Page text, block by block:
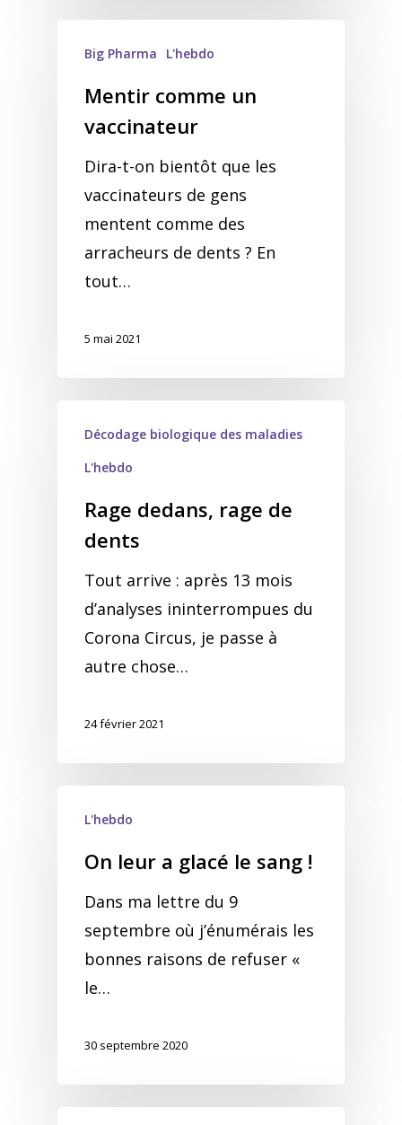
Big Pharma L'hebdo
Mentir comme un
vaccinateur
Dira-t-on bientôt que les
vaccinateurs de gens
mentent comme des
arracheurs de dents ? En
tout…
5 mai 2021
Décodage biologique des maladies
L'hebdo
Rage dedans, rage de
dents
Tout arrive : après 13 mois
d’analyses ininterrompues du
Corona Circus, je passe à
autre chose…
24 février 2021
L'hebdo
On leur a glacé le sang !
Dans ma lettre du 9
septembre où j’énumérais les
bonnes raisons de refuser «
le…
30 septembre 2020